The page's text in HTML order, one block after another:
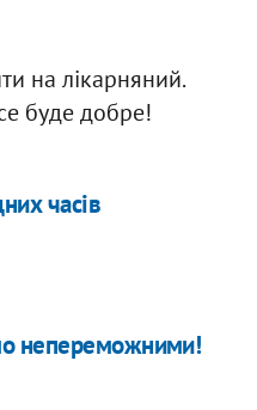
на лікарняний.
буде добре!
часів
непереможними!